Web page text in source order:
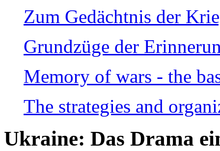
Zum Gedächtnis der
Grundzüge der
Memory of wars - the
The strategies and
Ukraine: Das Drama